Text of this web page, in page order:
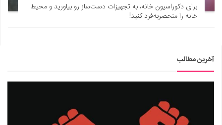
برای دکوراسیون خانه، به تجهیزات دست‌ساز رو بیاورید و محیط
خانه را منحصربه‌فرد کنید!
آخرین مطالب